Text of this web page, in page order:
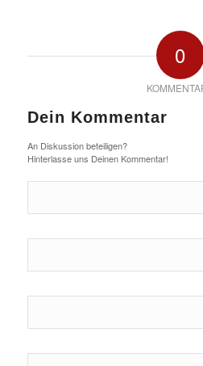
0
Dein Kommentar
An Diskussion beteiligen?
Hinterlasse uns Deinen Kommentar!